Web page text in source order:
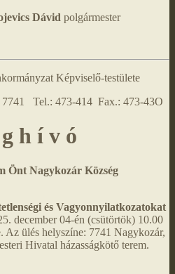
Dávid polgármester
Képviselő-testülete
7741 Tel.: 473-414 Fax.: 473-43O
h í v ó
Önt Nagykozár Község
és Vagyonnyilatkozatokat
december 04-én (csütörtök) 10.00
Az ülés helyszíne: 7741 Nagykozár,
Hivatal házasságkötő terem.